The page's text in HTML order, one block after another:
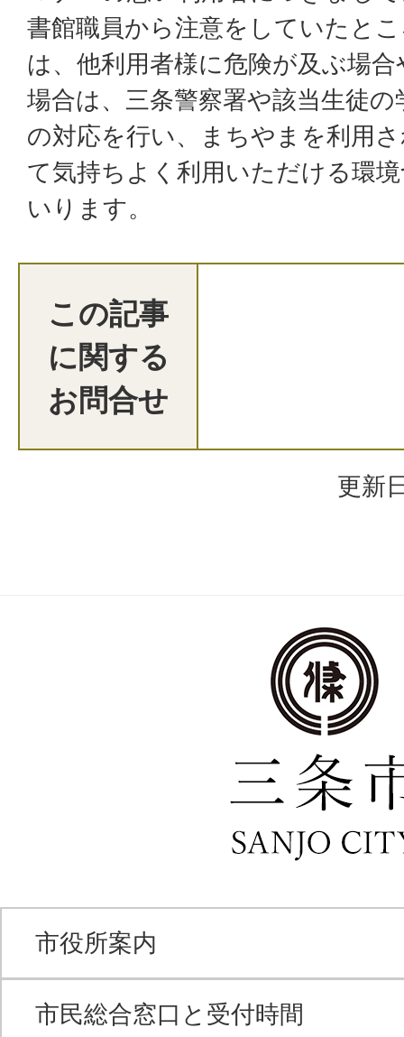
書館職員から注意をしていたと
は、他利用者様に危険が及ぶ場
場合は、三条警察署や該当生徒
の対応を行い、まちやまを利用
て気持ちよく利用いただける環
いります。
この記事
に関する
お問合せ
更新
市役所案内
市民総合窓口と受付時間